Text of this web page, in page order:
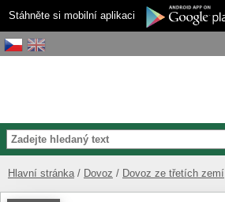
Stáhněte si mobilní aplikaci
Hlavní stránka Dovoz Dovoz ze třetích zemí